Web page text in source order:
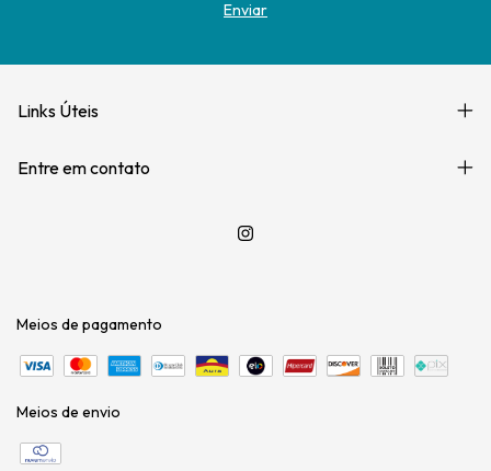
Links Úteis
Entre em contato
Meios de pagamento
Meios de envio